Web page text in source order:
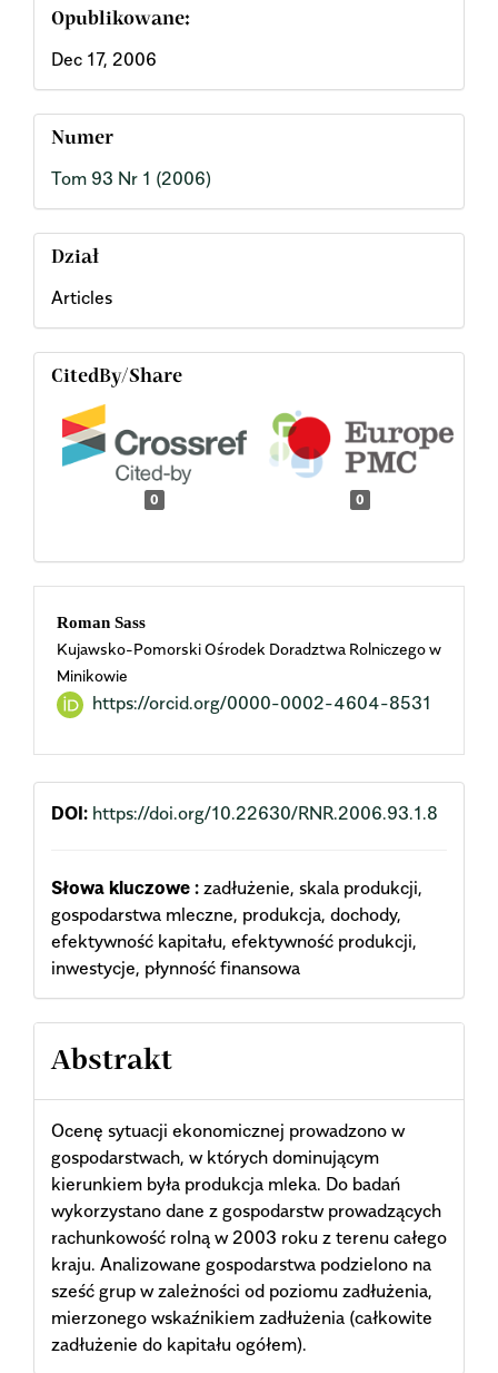
Opublikowane:
Dec 17, 2006
Numer
Tom 93 Nr 1 (2006)
Dział
Articles
CitedBy/Share
0 0
Main
Article
Content
Roman Sass
Kujawsko-Pomorski Ośrodek Doradztwa Rolniczego w
Minikowie
https://orcid.org/0000-0002-4604-8531
DOI: https://doi.org/10.22630/RNR.2006.93.1.8
Słowa kluczowe : zadłużenie, skala produkcji,
gospodarstwa mleczne, produkcja, dochody,
efektywność kapitału, efektywność produkcji,
inwestycje, płynność finansowa
Abstrakt
Ocenę sytuacji ekonomicznej prowadzono w
gospodarstwach, w których dominującym
kierunkiem była produkcja mleka. Do badań
wykorzystano dane z gospodarstw prowadzących
rachunkowość rolną w 2003 roku z terenu całego
kraju. Analizowane gospodarstwa podzielono na
sześć grup w zależności od poziomu zadłużenia,
mierzonego wskaźnikiem zadłużenia (całkowite
zadłużenie do kapitału ogółem).